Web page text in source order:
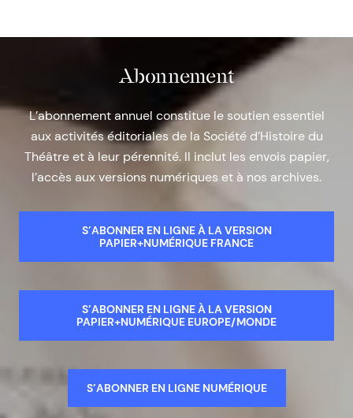
Abonnement
L’abonnement annuel constitue le soutien essentiel
aux activités éditoriales de la Société d’Histoire du
Théâtre et à leur pérennité. Il inclut les envois papier,
l’accès aux versions numériques et à nos archives.
S’ABONNER EN LIGNE À LA VERSION
PAPIER+NUMÉRIQUE FRANCE
S’ABONNER EN LIGNE À LA VERSION
PAPIER+NUMÉRIQUE EUROPE/MONDE
S’ABONNER EN LIGNE NUMÉRIQUE